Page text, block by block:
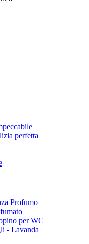
perfetta
Profumo
per WC
- Lavanda